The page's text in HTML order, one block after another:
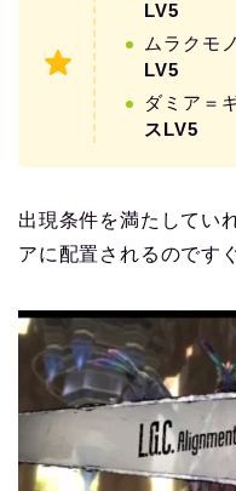
LV5
ムラクモ
LV5
ダミア＝
スLV5
出現条件を満たしてい
アに配置されるのです